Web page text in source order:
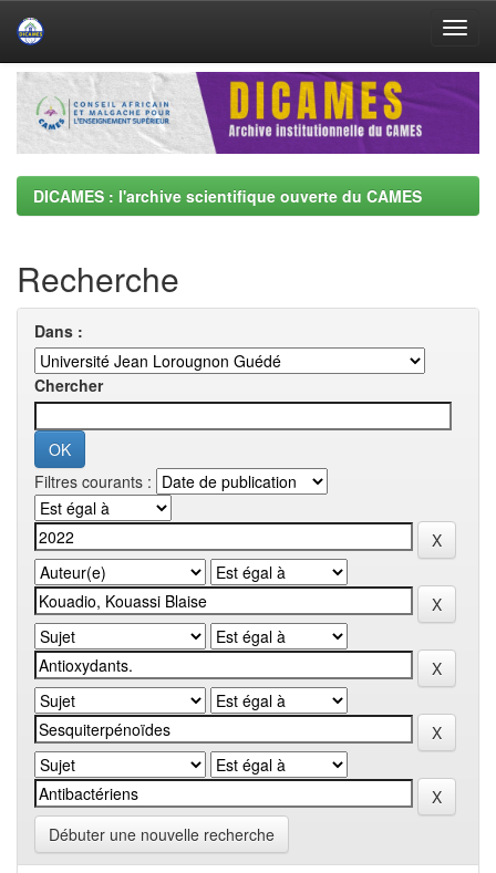
Skip
navigation
DICAMES : l'archive scientifique ouverte du CAMES
Recherche
Dans :
Chercher
Filtres courants :
Débuter une nouvelle recherche